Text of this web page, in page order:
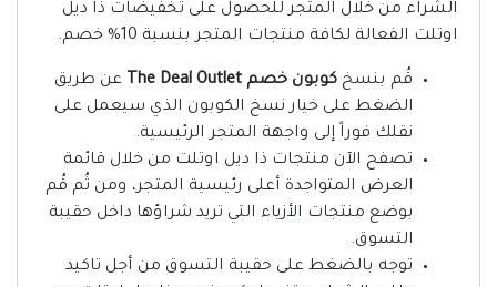
الشراء من خلال المتجر للحصول على تخفيضات ذا ديل
اوتلت الفعالة لكافة منتجات المتجر بنسبة 10% خصم.
قُم بنسخ كوبون خصم The Deal Outlet
عن طريق
الضغط على خيار نسخ الكوبون الذي سيعمل على
نقلك فوراً إلى واجهة المتجر الرئيسية.
تصفح الآن منتجات ذا ديل اوتلت من خلال قائمة
العرض المتواجدة أعلى رئيسية المتجر، ومن ثُم قُم
بوضع منتجات الأزياء التي تريد شراؤها داخل حقيبة
التسوق.
توجه بالضغط على حقيبة التسوق من أجل تاكيد